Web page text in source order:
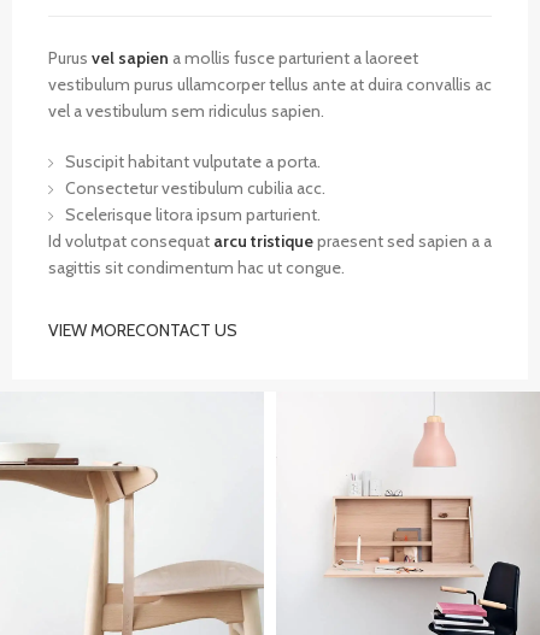
Purus vel sapien a mollis fusce parturient a laoreet
vestibulum purus ullamcorper tellus ante at duira convallis ac
vel a vestibulum sem ridiculus sapien.
Suscipit habitant vulputate a porta.
Consectetur vestibulum cubilia acc.
Scelerisque litora ipsum parturient.
Id volutpat consequat arcu tristiquepraesent sed sapien a a
sagittis sit condimentum hac ut congue.
VIEW MORECONTACT US